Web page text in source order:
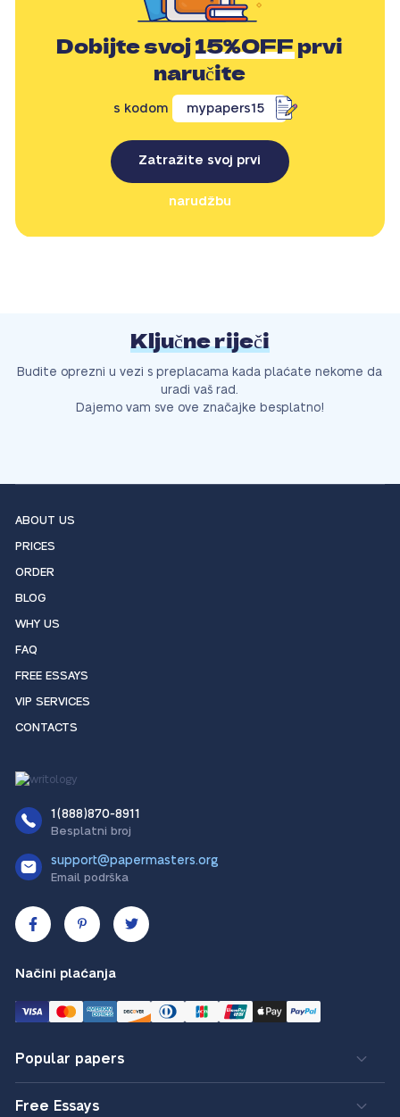
Dobijte svoj15%OFFprvi
naručite
s kodom mypapers15
Zatražite svoj prvi
narudžbu
Ključne riječi
Budite oprezni u vezi s preplacama kada plaćate nekome da
uradi vaš rad.
Dajemo vam sve ove značajke besplatno!
ABOUT US
PRICES
ORDER
BLOG
WHY US
FAQ
FREE ESSAYS
VIP SERVICES
CONTACTS
1(888)870-8911
Besplatni broj
support@papermasters.org
Email podrška
Načini plaćanja
Popular papers
Free Essays